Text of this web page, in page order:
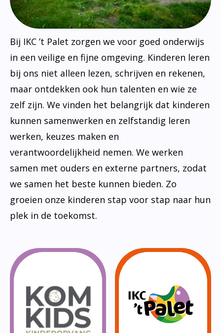
Bij IKC ’t Palet zorgen we voor goed onderwijs
in een veilige en fijne omgeving. Kinderen leren
bij ons niet alleen lezen, schrijven en rekenen,
maar ontdekken ook hun talenten en wie ze
zelf zijn. We vinden het belangrijk dat kinderen
kunnen samenwerken en zelfstandig leren
werken, keuzes maken en
verantwoordelijkheid nemen. We werken
samen met ouders en externe partners, zodat
we samen het beste kunnen bieden. Zo
groeien onze kinderen stap voor stap naar hun
plek in de toekomst.